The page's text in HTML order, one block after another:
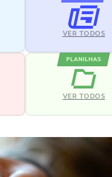
VER TODOS
PLANILHAS
VER TODOS